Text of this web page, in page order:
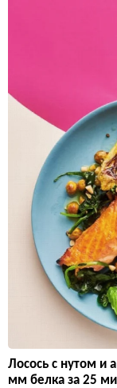
Лосось с нутом и
мм белка за 25